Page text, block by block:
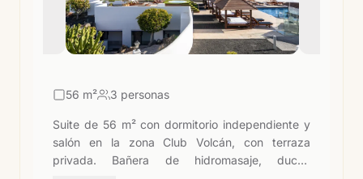
56 m² 3 personas
Suite de 56 m² con dormitorio independiente y
salón en la zona Club Volcán, con terraza
privada. Bañera de hidromasaje, ducha